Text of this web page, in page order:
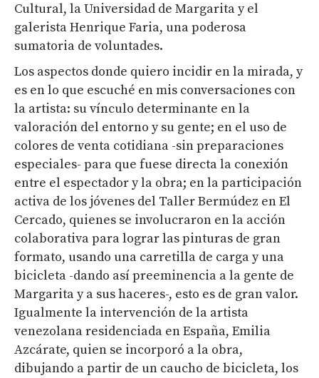
Cultural, la Universidad de Margarita y el
galerista Henrique Faria, una poderosa
sumatoria de voluntades.
Los aspectos donde quiero incidir en la mirada, y
es en lo que escuché en mis conversaciones con
la artista: su vínculo determinante en la
valoración del entorno y su gente; en el uso de
colores de venta cotidiana -sin preparaciones
especiales- para que fuese directa la conexión
entre el espectador y la obra; en la participación
activa de los jóvenes del Taller Bermúdez en El
Cercado, quienes se involucraron en la acción
colaborativa para lograr las pinturas de gran
formato, usando una carretilla de carga y una
bicicleta -dando así preeminencia a la gente de
Margarita y a sus haceres-, esto es de gran valor.
Igualmente la intervención de la artista
venezolana residenciada en España, Emilia
Azcárate, quien se incorporó a la obra,
dibujando a partir de un caucho de bicicleta, los